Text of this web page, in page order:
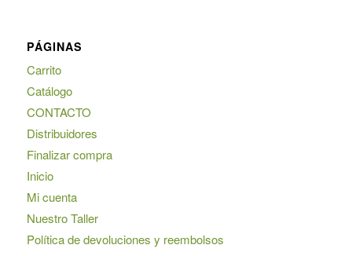
PÁGINAS
Carrito
Catálogo
CONTACTO
Distribuidores
Finalizar compra
Inicio
Mi cuenta
Nuestro Taller
Política de devoluciones y reembolsos